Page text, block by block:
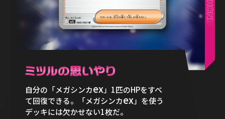
自分の「メガシンカex 」1匹のHPをすべ
て回復できる。「メガシンカex 」を使う
デッキには欠かせない1枚だ。